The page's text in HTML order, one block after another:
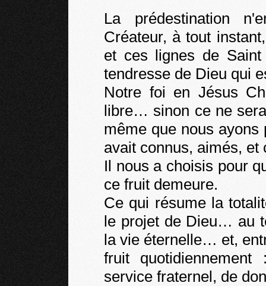
La prédestination
Créateur, à tout
et ces lignes de
tendresse de Dieu qui
Notre foi en Jésus
libre… sinon ce ne
même que nous
avait connus, aimés, et
Il nous a choisis pour
ce fruit demeure.
Ce qui résume la
le projet de Dieu… au
la vie éternelle… et,
fruit
service fraternel, de